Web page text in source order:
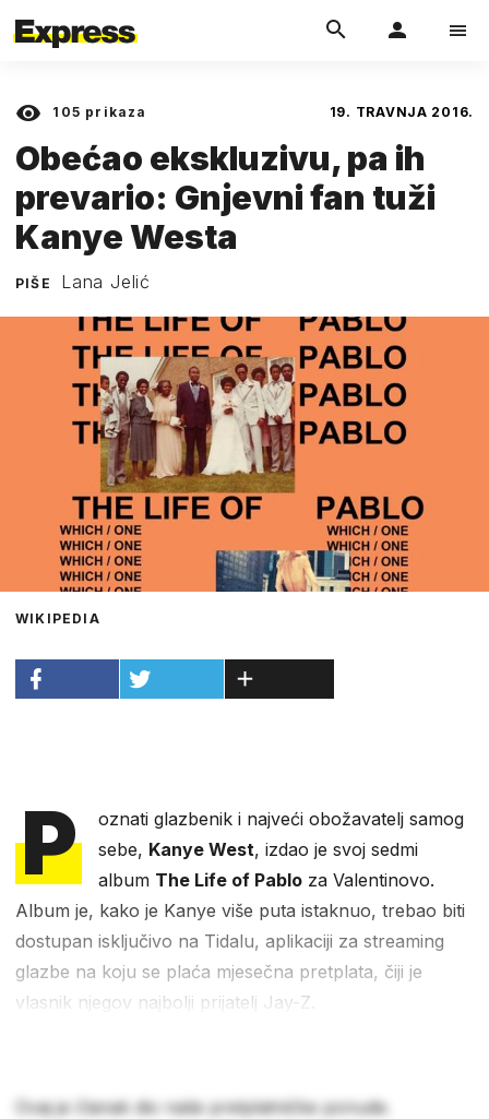
105 prikaza 19. TRAVNJA 2016.
Obećao ekskluzivu, pa ih
prevario: Gnjevni fan tuži
Kanye Westa
PIŠE Lana Jelić
WIKIPEDIA
P
oznati glazbenik i najveći obožavatelj samog
sebe, Kanye West, izdao je svoj sedmi
album The Life of Pablo za Valentinovo.
Album je, kako je Kanye više puta istaknuo, trebao biti
dostupan isključivo na Tidalu, aplikaciji za streaming
glazbe na koju se plaća mjesečna pretplata, čiji je
vlasnik njegov najbolji prijatelj Jay-Z.
Ovaj je članak dio naše pretplatničke ponude.